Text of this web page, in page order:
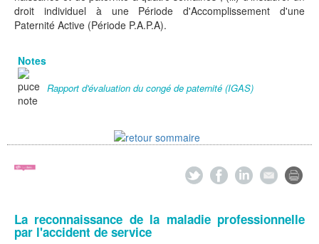
droit individuel à une Période d'Accomplissement d'une
Paternité Active (Période P.A.P.A).
Notes
Rapport d'évaluation du congé de paternité (IGAS)
La reconnaissance de la maladie professionnelle
par l'accident de service